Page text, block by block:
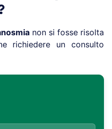
non si fosse risolta
richiedere un consulto